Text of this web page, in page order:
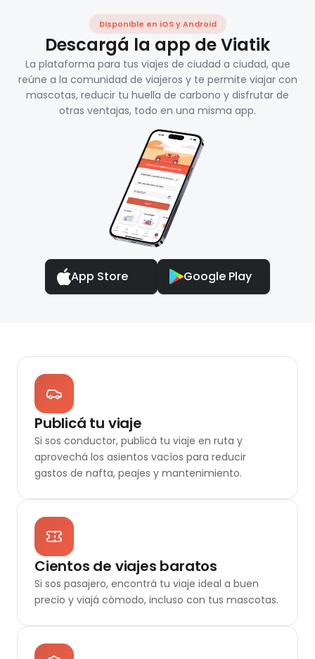
Disponible en iOS y Android
Descargá la app de Viatik
La plataforma para tus viajes de ciudad a ciudad, que
reúne a la comunidad de viajeros y te permite viajar con
mascotas, reducir tu huella de carbono y disfrutar de
otras ventajas, todo en una misma app.
App Store Google Play
Publicá tu viaje
Si sos conductor, publicá tu viaje en ruta y
aprovechá los asientos vacíos para reducir
gastos de nafta, peajes y mantenimiento.
Cientos de viajes baratos
Si sos pasajero, encontrá tu viaje ideal a buen
precio y viajá cómodo, incluso con tus mascotas.